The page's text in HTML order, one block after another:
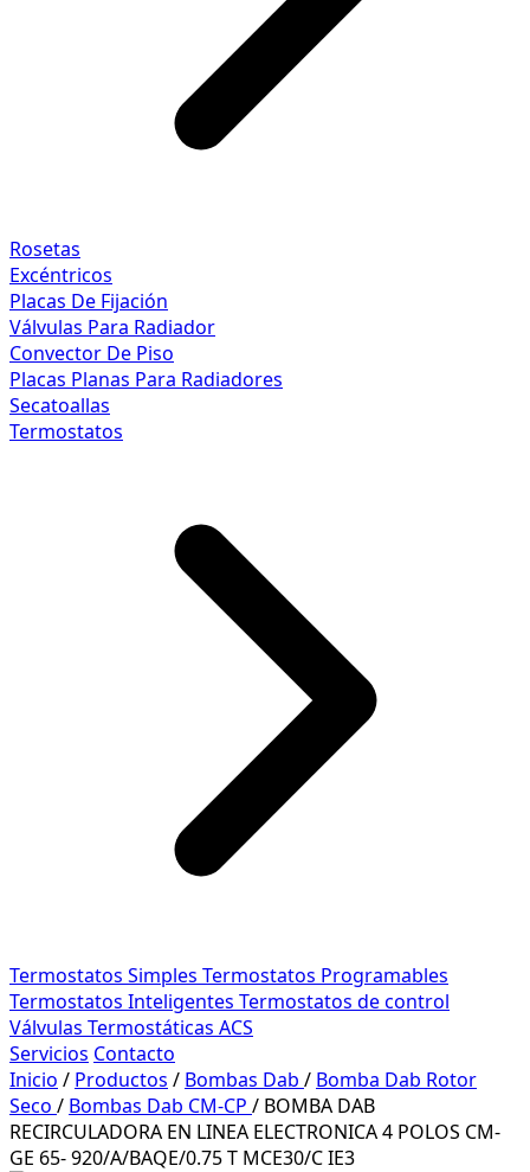
Rosetas
Excéntricos
Placas De Fijación
Válvulas Para Radiador
Convector De Piso
Placas Planas Para Radiadores
Secatoallas
Termostatos
Termostatos Simples Termostatos Programables
Termostatos Inteligentes Termostatos de control
Válvulas Termostáticas ACS
Servicios Contacto
Inicio / Productos / Bombas Dab / Bomba Dab Rotor
Seco / Bombas Dab CM-CP / BOMBA DAB
RECIRCULADORA EN LINEA ELECTRONICA 4 POLOS CM-
GE 65- 920/A/BAQE/0.75 T MCE30/C IE3